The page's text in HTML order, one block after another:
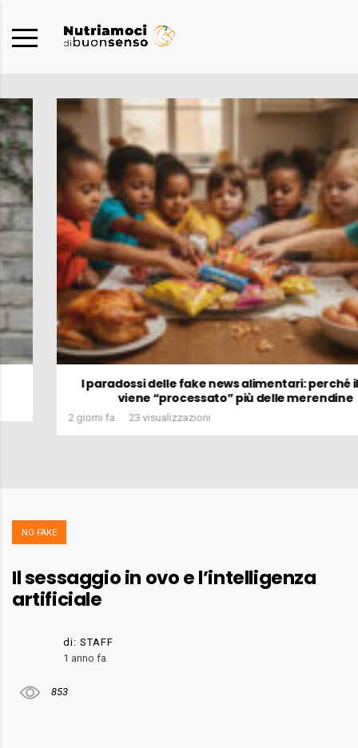
I paradossi delle fake news alimentari: perché il pollo
viene “processato” più delle merendine
23 visualizzazioni
NO FAKE
Il sessaggio in ovo e l’intelligenza
artificiale
di: STAFF
1 anno fa
853